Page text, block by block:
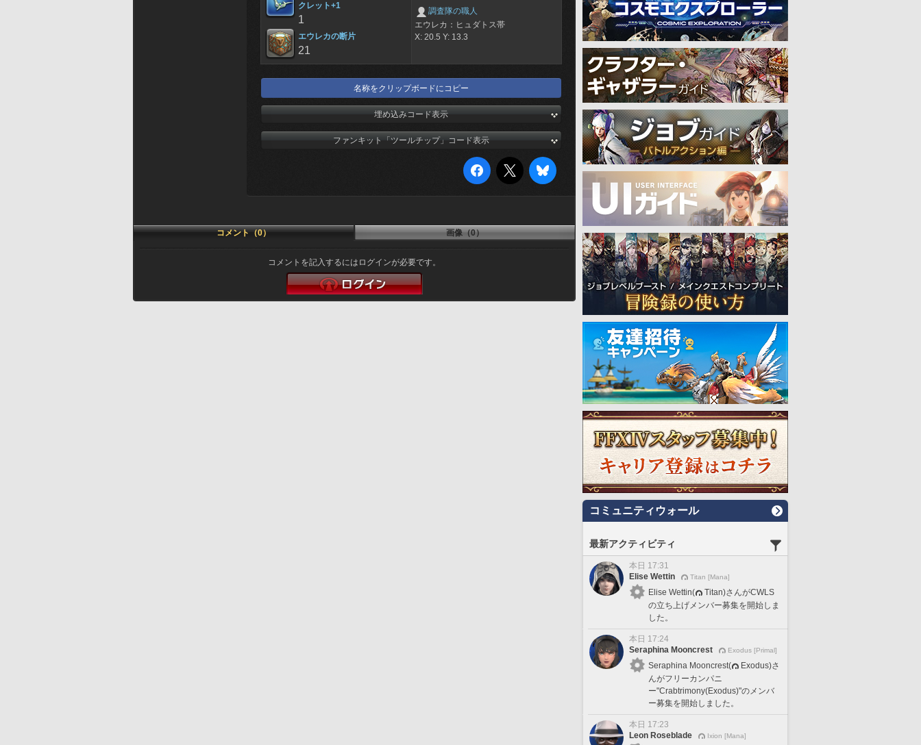
クレット+1
1
エウレカの断片
21
調査隊の職人
エウレカ：ヒュダトス帯
X: 20.5 Y: 13.3
名称をクリップボードにコピー
埋め込みコード表示
ファンキット「ツールチップ」コード表示
コメント（0） 画像（0）
コメントを記入するにはログインが必要です。
コミュニティウォール
最新アクティビティ
本日 17:31
Elise Wettin
Titan [Mana]
Elise Wettin(
Titan)さんがCWLS
の立ち上げメンバー募集を開始しま
した。
本日 17:24
Seraphina Mooncrest
Exodus [Primal]
Seraphina Mooncrest(
Exodus)さ
んがフリーカンパニ
ー"Crabtrimony(Exodus)"のメンバ
ー募集を開始しました。
本日 17:23
Leon Roseblade
Ixion [Mana]